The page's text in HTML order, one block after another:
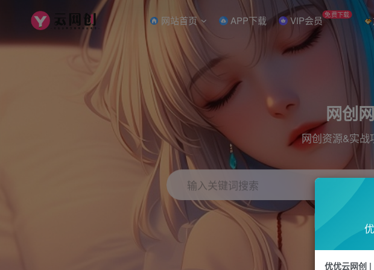
网站首页 APP下载 VIP会员 免费下载
网创
网创资源&实战
输入关键词搜索
引流
优优云网创 |